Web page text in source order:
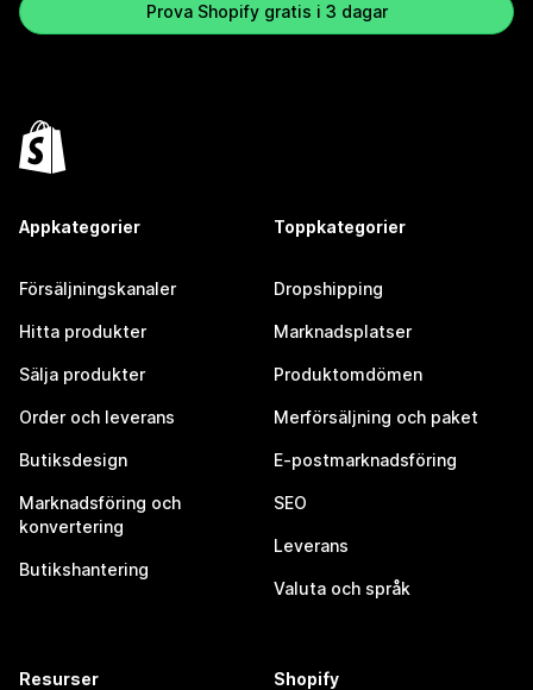
Prova Shopify gratis i 3 dagar
Appkategorier
Försäljningskanaler
Hitta produkter
Sälja produkter
Order och leverans
Butiksdesign
Marknadsföring och
konvertering
Butikshantering
Toppkategorier
Dropshipping
Marknadsplatser
Produktomdömen
Merförsäljning och paket
E-postmarknadsföring
SEO
Leverans
Valuta och språk
Resurser Shopify